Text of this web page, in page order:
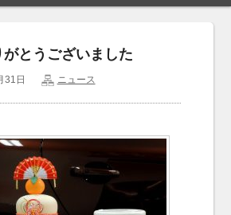
Company outline
とうございました
31日 ニュース